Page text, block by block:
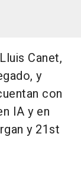
Canet,
y
con
IA y en
y 21st